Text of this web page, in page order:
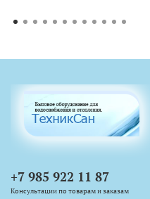
+7 985 922 11 87
Консультации по товарам и заказам